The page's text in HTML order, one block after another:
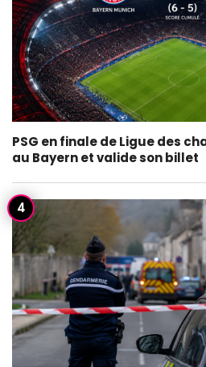
PSG en finale de Ligue des
au Bayern et valide son billet